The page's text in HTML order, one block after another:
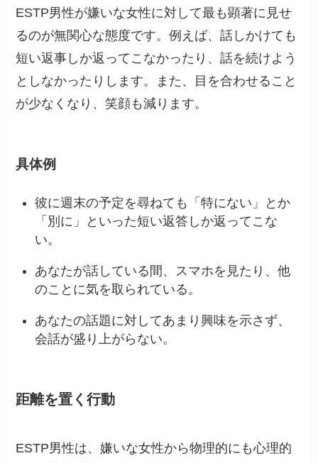
ESTP男性が嫌いな女性に対して最も顕著に見せ
るのが無関心な態度です。例えば、話しかけても
短い返事しか返ってこなかったり、話を続けよう
としなかったりします。また、目を合わせること
が少なくなり、笑顔も減ります。
具体例
彼に週末の予定を尋ねても「特にない」とか
「別に」といった短い返答しか返ってこな
い。
あなたが話している間、スマホを見たり、他
のことに気を取られている。
あなたの話題に対してあまり興味を示さず、
会話が盛り上がらない。
距離を置く行動
ESTP男性は、嫌いな女性から物理的にも心理的